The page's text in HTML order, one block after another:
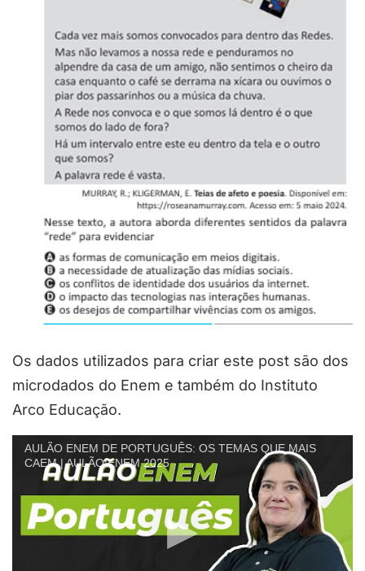
Os dados utilizados para criar este post são dos
microdados do Enem e também do Instituto
Arco Educação.
AULÃO ENEM DE PORTUGUÊS: OS TEMAS QUE MAIS
CAEM | AULÃO ENEM 2025